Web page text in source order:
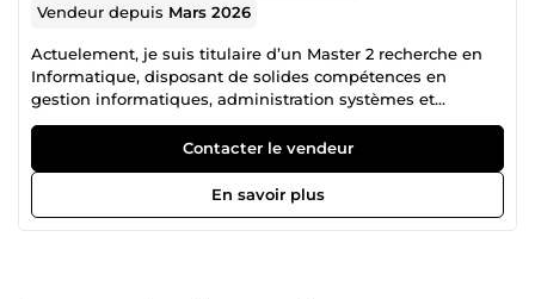
Vendeur depuis Mars 2026
Actuelement, je suis titulaire d’un Master 2 recherche en
Informatique, disposant de solides compétences en
gestion informatiques, administration systèmes et
réseaux, développement d’applications et analyses de
donéees. Motivé par le travail d'assistant virtuel afin d'aider
les gens à distance.
Contacter le vendeur
En savoir plus